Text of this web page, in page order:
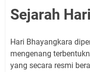
Sejarah
Hari Bhayangkara
mengenang
yang secara resmi